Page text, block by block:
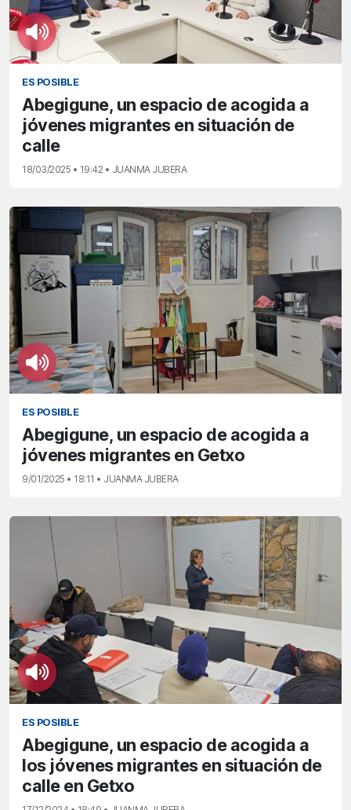
ES POSIBLE
Abegigune, un espacio de acogida a
jóvenes migrantes en situación de
calle
18/03/2025 • 19:42 • JUANMA JUBERA
ES POSIBLE
Abegigune, un espacio de acogida a
jóvenes migrantes en Getxo
9/01/2025 • 18:11 • JUANMA JUBERA
ES POSIBLE
Abegigune, un espacio de acogida a
los jóvenes migrantes en situación de
calle en Getxo